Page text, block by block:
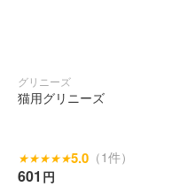
グリニーズ
猫用グリニーズ
★★★★★5.0（1件）
601 円